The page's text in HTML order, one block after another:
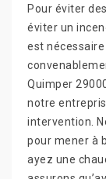
Pour éviter
éviter un
est
Quimper
notre
intervention.
pour mener à
ayez une